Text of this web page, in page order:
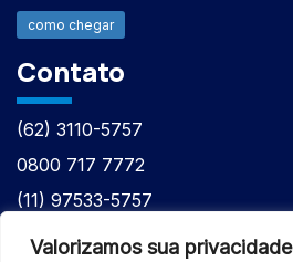
Valorizamos sua privacidade
como chegar
Contato
(62) 3110-5757
0800 717 7772
(11) 97533-5757
(62) 98610-7777